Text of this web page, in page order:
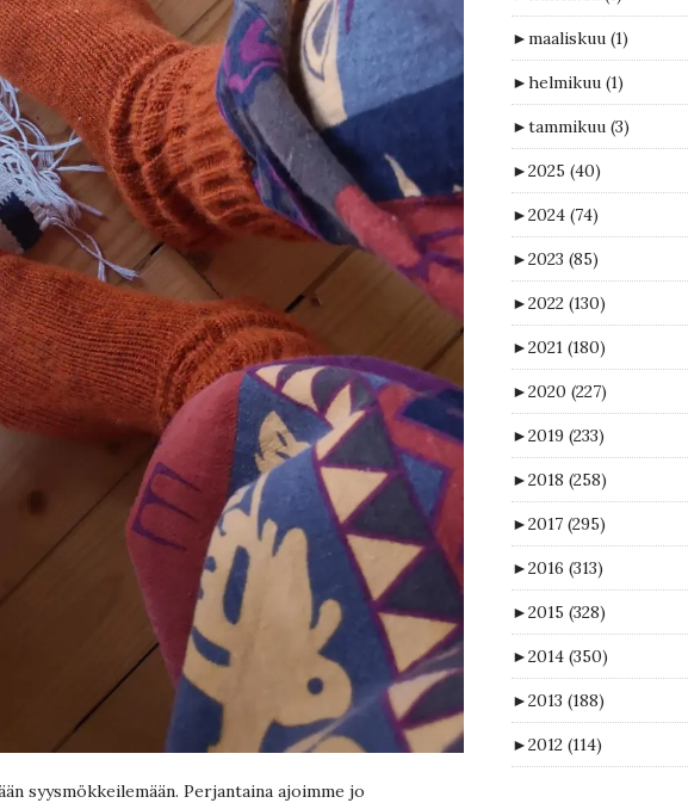
syysmökkeilemään. Perjantaina ajoimme jo
►maaliskuu (1)
►helmikuu (1)
►tammikuu (3)
►2025 (40)
►2024 (74)
►2023 (85)
►2022 (130)
►2021 (180)
►2020 (227)
►2019 (233)
►2018 (258)
►2017 (295)
►2016 (313)
►2015 (328)
►2014 (350)
►2013 (188)
►2012 (114)